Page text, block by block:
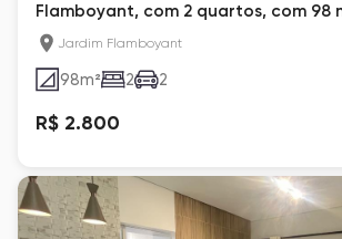
Flamboyant, com 2 quartos, com 98
Jardim Flamboyant
98m² 2 2
R$ 2.800